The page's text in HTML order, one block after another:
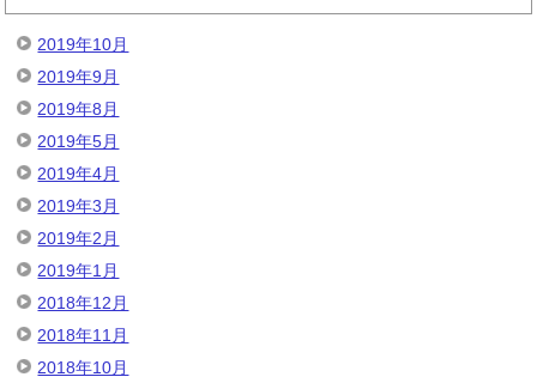
2019年10月
2019年9月
2019年8月
2019年5月
2019年4月
2019年3月
2019年2月
2019年1月
2018年12月
2018年11月
2018年10月